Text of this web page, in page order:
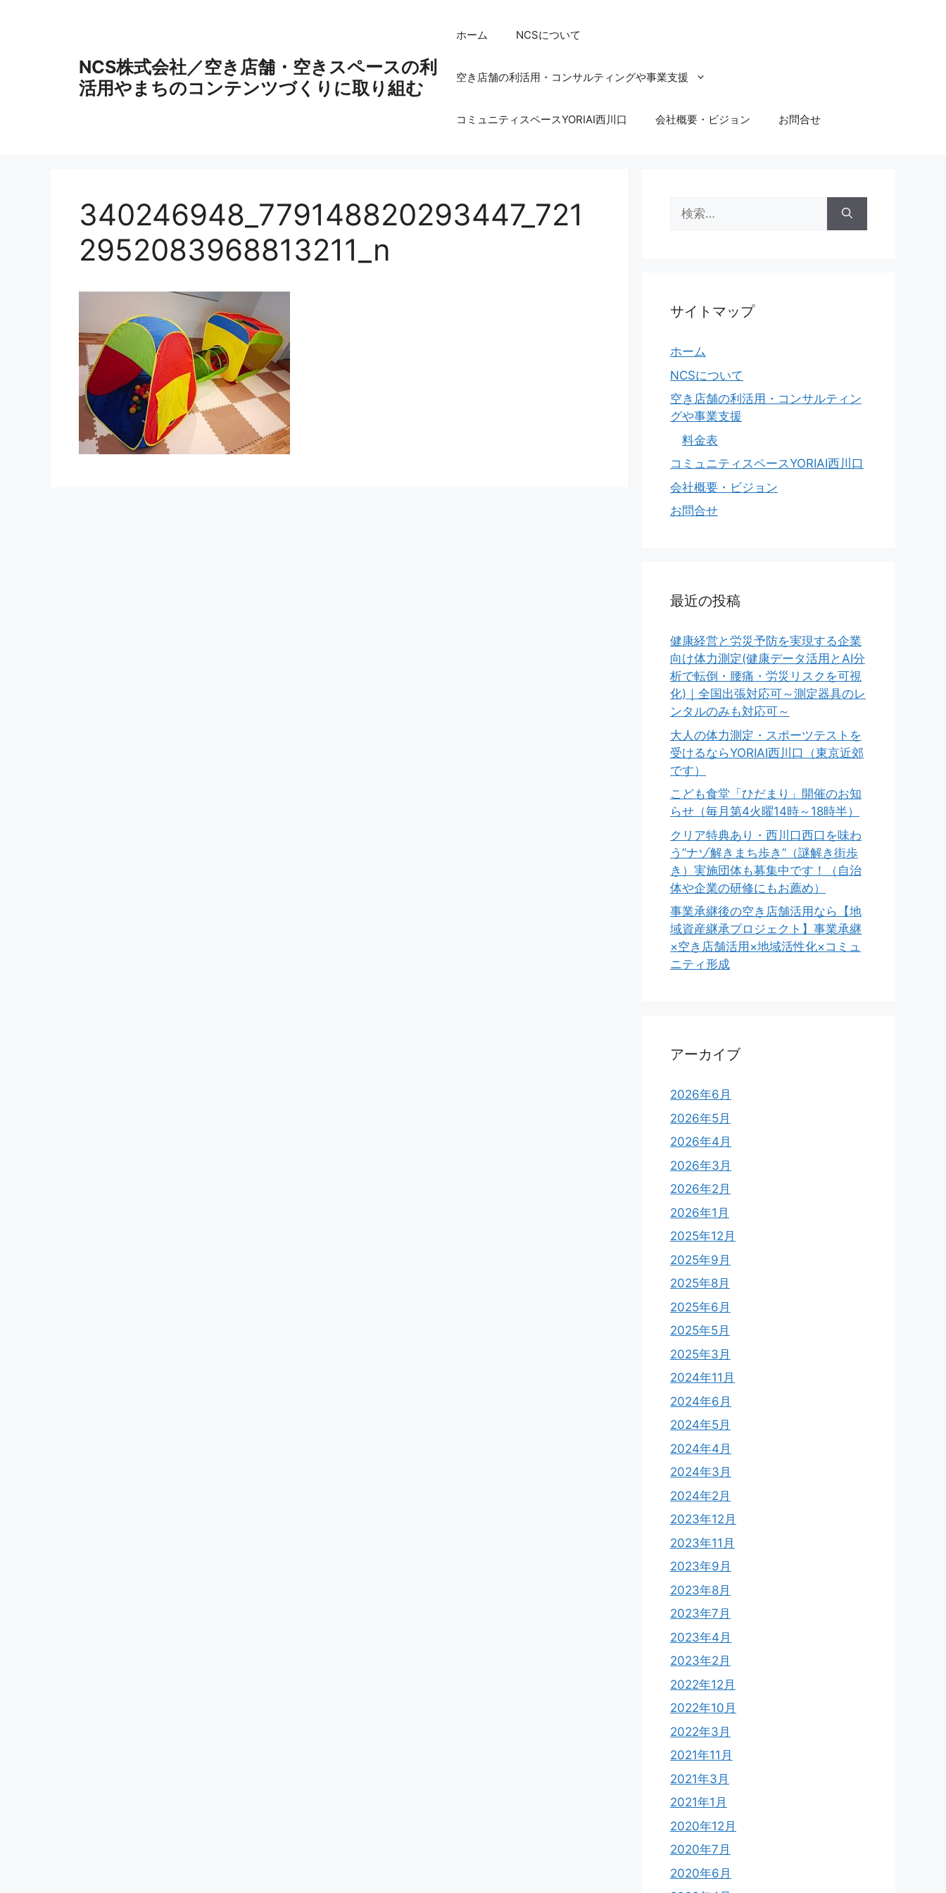
NCS株式会社／空き店舗・空きスペースの利
活用やまちのコンテンツづくりに取り組む
ホーム NCSについて
空き店舗の利活用・コンサルティングや事業支援
コミュニティスペースYORIAI西川口 会社概要・ビジョン お問合せ
340246948_779148820293447_721
2952083968813211_n
索:
サイトマップ
ホーム
NCSについて
空き店舗の利活用・コンサルティン
グや事業支援
料金表
コミュニティスペースYORIAI西川口
会社概要・ビジョン
お問合せ
最近の投稿
健康経営と労災予防を実現する企業
向け体力測定(健康データ活用とAI分
析で転倒・腰痛・労災リスクを可視
化)｜全国出張対応可～測定器具のレ
ンタルのみも対応可～
大人の体力測定・スポーツテストを
受けるならYORIAI西川口（東京近郊
です）
こども食堂「ひだまり」開催のお知
らせ（毎月第4火曜14時～18時半）
クリア特典あり・西川口西口を味わ
う”ナゾ解きまち歩き”（謎解き街歩
き）実施団体も募集中です！（自治
体や企業の研修にもお薦め）
事業承継後の空き店舗活用なら【地
域資産継承プロジェクト】事業承継
×空き店舗活用×地域活性化×コミュ
ニティ形成
アーカイブ
2026年6月
2026年5月
2026年4月
2026年3月
2026年2月
2026年1月
2025年12月
2025年9月
2025年8月
2025年6月
2025年5月
2025年3月
2024年11月
2024年6月
2024年5月
2024年4月
2024年3月
2024年2月
2023年12月
2023年11月
2023年9月
2023年8月
2023年7月
2023年4月
2023年2月
2022年12月
2022年10月
2022年3月
2021年11月
2021年3月
2021年1月
2020年12月
2020年7月
2020年6月